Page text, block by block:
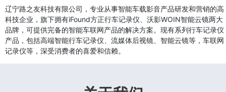
辽宁路之友科技有限公司，专业从事智能车载影音产品研发和营销的高
科技企业，旗下拥有iFound方正行车记录仪、沃影WOIN智能云镜两大
品牌，可提供完备的智能车联网产品的解决方案。现有系列行车记录仪
产品，包括高端智能行车记录仪、流媒体后视镜、智能云镜等，车联网
记录仪等，深受消费者的喜爱和信赖。